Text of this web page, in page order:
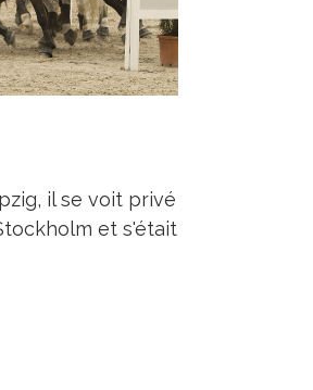
il se voit privé
et s'était